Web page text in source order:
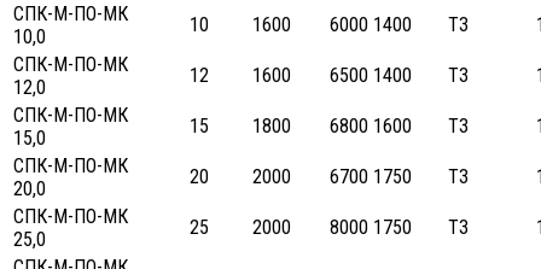
СПК-М-ПО-МК
10,0
10 1600 6000 1400 ТЗ
СПК-М-ПО-МК
12,0
12 1600 6500 1400 ТЗ
СПК-М-ПО-МК
15,0
15 1800 6800 1600 ТЗ
СПК-М-ПО-МК
20,0
20 2000 6700 1750 ТЗ
СПК-М-ПО-МК
25,0
25 2000 8000 1750 ТЗ